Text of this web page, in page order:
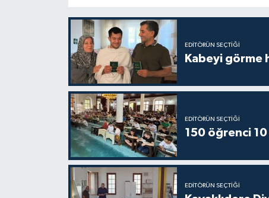
EDITÖRÜN SEÇTIĞI
Kabeyi görme
EDITÖRÜN SEÇTIĞI
150 öğrenci
EDITÖRÜN SEÇTIĞI
Giresun Müftülüğü
Gümüşhane Müftülüğü
Hakkari Müftülüğü
Hatay Müftülüğü
Iğdır Müftülüğü
Isparta Müftülüğü